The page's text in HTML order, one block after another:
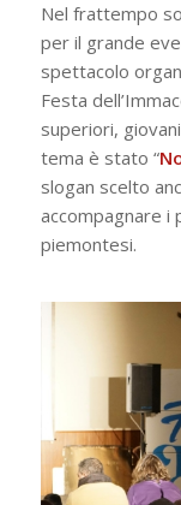
Nel frattempo
per il grande
spettacolo
Festa
superiori,
tema è stato “
slogan scelto
accompagnare i
piemontesi.